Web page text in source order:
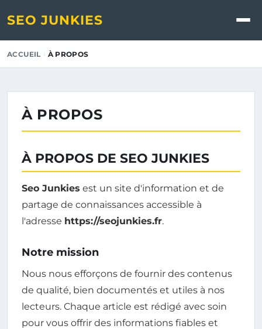
SEO JUNKIES
ACCUEIL › À PROPOS
À PROPOS
À PROPOS DE SEO JUNKIES
Seo Junkies est un site d'information et de
partage de connaissances accessible à
l'adresse https://seojunkies.fr.
Notre mission
Nous nous efforçons de fournir des contenus
de qualité, bien documentés et utiles à nos
lecteurs. Chaque article est rédigé avec soin
pour vous offrir des informations fiables et